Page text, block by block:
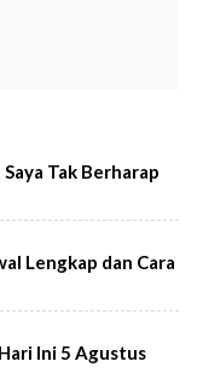
Tak Berharap
Lengkap dan Cara
Ini 5 Agustus